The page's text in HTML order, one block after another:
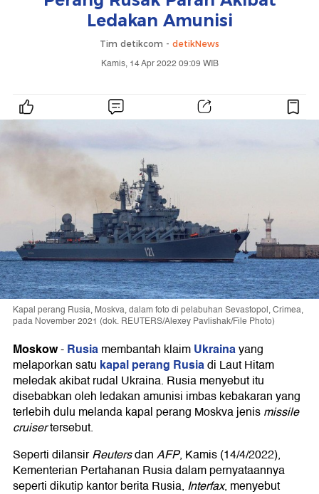
Ledakan Amunisi
Tim detikcom - detikNews
Kamis, 14 Apr 2022 09:09 WIB
Kapal perang Rusia, Moskva, dalam foto di pelabuhan Sevastopol, Crimea,
pada November 2021 (dok. REUTERS/Alexey Pavlishak/File Photo)
Moskow-Rusiamembantah klaimUkrainayang
melaporkan satu kapal perang Rusiadi Laut Hitam
meledak akibat rudal Ukraina. Rusia menyebut itu
disebabkan oleh ledakan amunisi imbas kebakaran yang
terlebih dulu melanda kapal perang Moskva jenismissile
cruisertersebut.
Seperti dilansirReutersdanAFP, Kamis (14/4/2022),
Kementerian Pertahanan Rusia dalam pernyataannya
seperti dikutip kantor berita Rusia, Interfax, menyebut